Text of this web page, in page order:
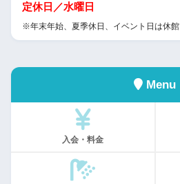
定休日／水曜日
※年末年始、夏季休日、イベント日は休館
Menu
入会・料金